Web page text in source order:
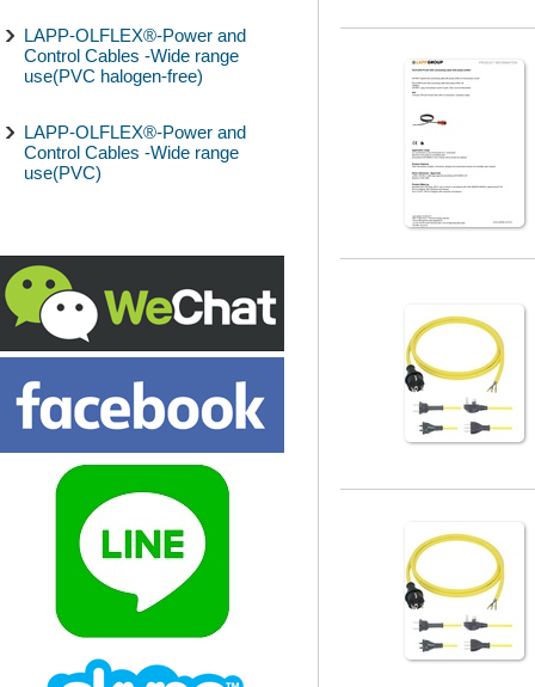
LAPP-OLFLEX®-Power and
Control Cables -Wide range
use(PVC halogen-free)
LAPP-OLFLEX®-Power and
Control Cables -Wide range
use(PVC)